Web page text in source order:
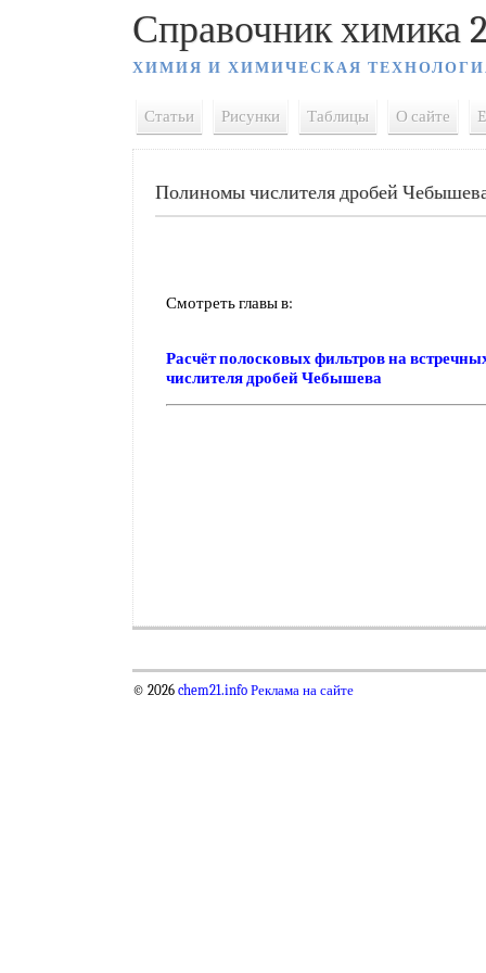
Справочник химика
ХИМИЯ И ХИМИЧЕСКАЯ
Статьи Рисунки Таблицы О сайте
Полиномы числителя дробей
Смотреть главы в:
Расчёт полосковых фильтров на
числителя дробей Чебышева
© 2026 chem21.info Реклама на сайте